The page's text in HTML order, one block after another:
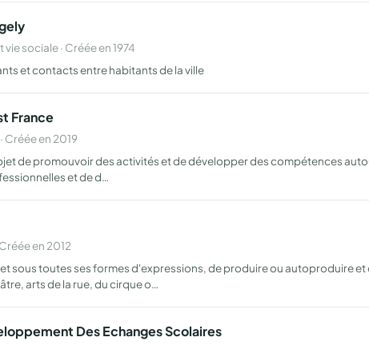
vie sociale · Créée en 1974
et contacts entre habitants de la ville
France
Créée en 2019
de promouvoir des activités et de développer des compétences
et de d…
en 2012
sous toutes ses formes d'expressions, de produire ou autoproduire
arts de la rue, du cirque o…
Des Echanges Scolaires